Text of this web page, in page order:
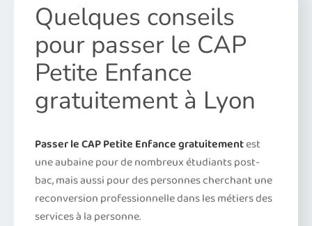
Quelques conseils
pour passer le CAP
Petite Enfance
gratuitement à Lyon
Passer le CAP Petite Enfance gratuitementest
une aubaine pour de nombreux étudiants post-
bac, mais aussi pour des personnes cherchant une
reconversion professionnelle dans les métiers des
services à la personne.